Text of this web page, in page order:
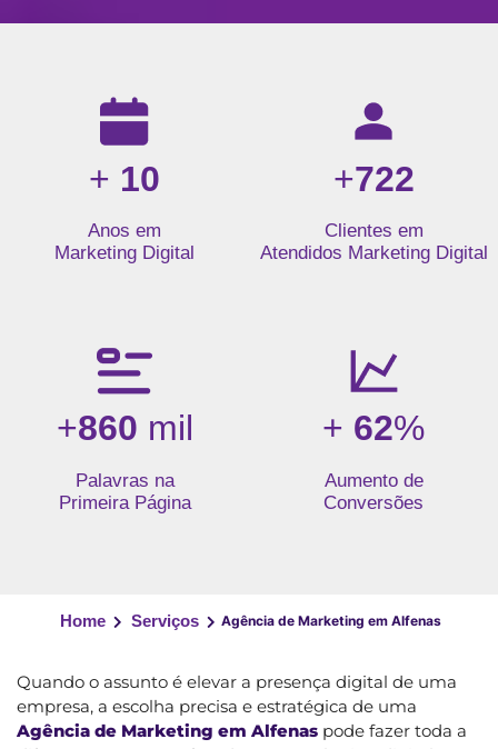
Resultados da nossa agência de marketing digital: mais
+ 10
Anos em
Marketing Digital
+722
Clientes em
Atendidos Marketing Digital
+860 mil
Palavras na
Primeira Página
+ 62%
Aumento de
Conversões
Home Serviços Agência de Marketing em Alfenas
Quando o assunto é elevar a presença digital de uma
empresa, a escolha precisa e estratégica de uma
Agência de Marketing em Alfenas pode fazer toda a